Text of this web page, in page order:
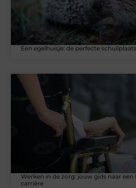
Een egelhuisje: de perfecte
Werken in de zorg: jouw gids naar een
carrière